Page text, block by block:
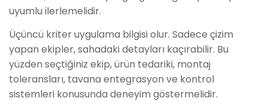
uyumlu ilerlemelidir.
Üçüncü kriter uygulama bilgisi olur. Sadece çizim
yapan ekipler, sahadaki detayları kaçırabilir. Bu
yüzden seçtiğiniz ekip, ürün tedariki, montaj
toleransları, tavana entegrasyon ve kontrol
sistemleri konusunda deneyim göstermelidir.